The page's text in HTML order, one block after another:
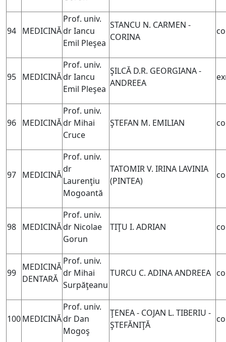
94 MEDICINĂ
Prof. univ.
dr Iancu
Emil Pleşea
STANCU N. CARMEN -
CORINA
95 MEDICINĂ
Prof. univ.
dr Iancu
Emil Pleşea
ŞILCĂ D.R. GEORGIANA -
ANDREEA
96 MEDICINĂ
Prof. univ.
dr Mihai
Cruce
ŞTEFAN M. EMILIAN
97 MEDICINĂ
Prof. univ.
dr
Laurenţiu
Mogoantă
TATOMIR V. IRINA LAVINIA
(PINTEA)
98 MEDICINĂ
Prof. univ.
dr Nicolae
Gorun
TIŢU I. ADRIAN
99
MEDICINĂ
DENTARĂ
Prof. univ.
dr Mihai
Surpăţeanu
TURCU C. ADINA ANDREEA
100MEDICINĂ
Prof. univ.
dr Dan
Mogoş
ŢENEA - COJAN L. TIBERIU -
ŞTEFĂNIŢĂ